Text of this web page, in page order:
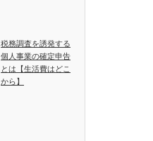
税務調査を誘発する
個人事業の確定申告
とは【生活費はどこ
から】